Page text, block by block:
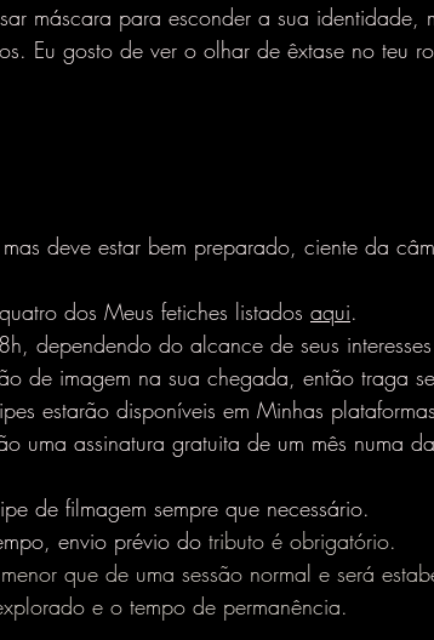
máscara para esconder a sua identidade,
Eu gosto de ver o olhar de êxtase no teu
deve estar bem preparado, ciente da
dos Meus fetiches listados aqui.
dependendo do alcance de seus
de imagem na sua chegada, então traga
estarão disponíveis em Minhas
uma assinatura gratuita de um mês numa
de filmagem sempre que necessário.
envio prévio do tributo é obrigatório.
que de uma sessão normal e será
e o tempo de permanência.